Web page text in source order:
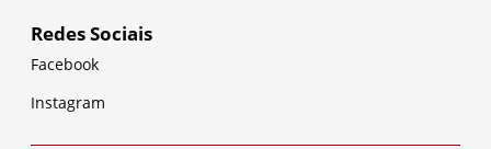
Redes Sociais
Facebook
Instagram